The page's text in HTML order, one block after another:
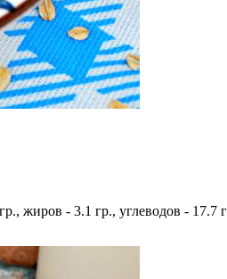
жиров - 3.1 гр., углеводов - 17.7